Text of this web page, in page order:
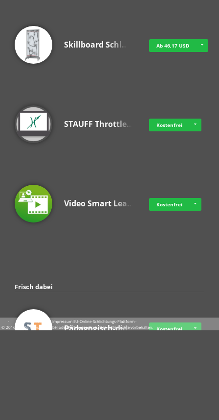
Skillboard Schl… Ab 46,17 USD
STAUFF Throttle… Kostenfrei
Video Smart Lea… Kostenfrei
Frisch dabei
Pädagogisch-did… Kostenfrei
· · ·Datenschutz ·Impressum EU-Online-Schlichtungs-Plattform·
© 2016 - 2026 SupraTix GmbH oder Partnergesellschaften - Alle Rechte vorbehalten.